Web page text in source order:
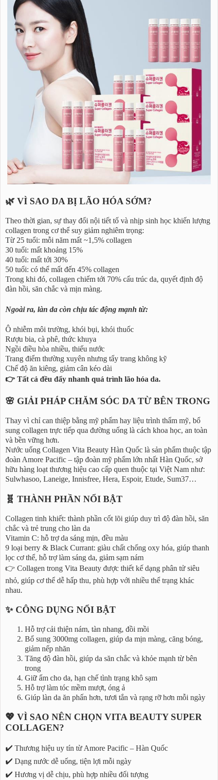
🌿 VÌ SAO DA BỊ LÃO HÓA SỚM?
Theo thời gian, sự thay đổi nội tiết tố và nhịp sinh học khiến lượng
collagen trong cơ thể suy giảm nghiêm trọng:
Từ 25 tuổi: mỗi năm mất ~1,5% collagen
30 tuổi: mất khoảng 15%
40 tuổi: mất tới 30%
50 tuổi: có thể mất đến 45% collagen
Trong khi đó, collagen chiếm tới 70% cấu trúc da, quyết định độ
đàn hồi, săn chắc và mịn màng.
Ngoài ra, làn da còn chịu tác động mạnh từ:
Ô nhiễm môi trường, khói bụi, khói thuốc
Rượu bia, cà phê, thức khuya
Ngồi điều hòa nhiều, thiếu nước
Trang điểm thường xuyên nhưng tẩy trang không kỹ
Chế độ ăn kiêng, giảm cân kéo dài
👉 Tất cả đều đẩy nhanh quá trình lão hóa da.
🌸 GIẢI PHÁP CHĂM SÓC DA TỪ BÊN TRONG
Thay vì chỉ can thiệp bằng mỹ phẩm hay liệu trình thẩm mỹ, bổ
sung collagen trực tiếp qua đường uống là cách khoa học, an toàn
và bền vững hơn.
Nước uống Collagen Vita Beauty Hàn Quốc là sản phẩm thuộc tập
đoàn Amore Pacific – tập đoàn mỹ phẩm lớn nhất Hàn Quốc, sở
hữu hàng loạt thương hiệu cao cấp quen thuộc tại Việt Nam như:
Sulwhasoo, Laneige, Innisfree, Hera, Espoir, Etude, Sum37…
🧬 THÀNH PHẦN NỔI BẬT
Collagen tinh khiết: thành phần cốt lõi giúp duy trì độ đàn hồi, săn
chắc và trẻ trung cho làn da
Vitamin C: hỗ trợ da sáng mịn, đều màu
9 loại berry & Black Currant: giàu chất chống oxy hóa, giúp thanh
lọc cơ thể, hỗ trợ làm sáng da, giảm sạm nám
👉 Collagen trong Vita Beauty được thiết kế dạng phân tử siêu
nhỏ, giúp cơ thể dễ hấp thu, phù hợp với nhiều thể trạng khác
nhau.
✨ CÔNG DỤNG NỔI BẬT
Hỗ trợ cải thiện nám, tàn nhang, đồi mồi
Bổ sung 3000mg collagen, giúp da mịn màng, căng bóng,
giảm nếp nhăn
Tăng độ đàn hồi, giúp da săn chắc và khỏe mạnh từ bên
trong
Giữ ẩm cho da, hạn chế tình trạng khô sạm
Hỗ trợ làm tóc mềm mượt, óng ả
Giúp làn da ăn phấn hơn, tươi tắn và rạng rỡ hơn mỗi ngày
💖 VÌ SAO NÊN CHỌN VITA BEAUTY SUPER
COLLAGEN?
✔️ Thương hiệu uy tín từ Amore Pacific – Hàn Quốc
✔️ Dạng nước dễ uống, tiện lợi mỗi ngày
✔️ Hương vị dễ chịu, phù hợp nhiều đối tượng